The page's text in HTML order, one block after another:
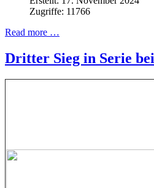
Zugriffe: 11766
Read more …
Dritter Sieg in Serie